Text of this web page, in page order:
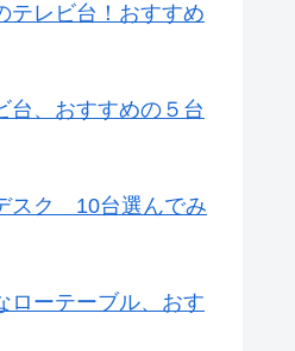
テレビ台！おすすめ
台、おすすめの５台
スク 10台選んでみ
ローテーブル、おす